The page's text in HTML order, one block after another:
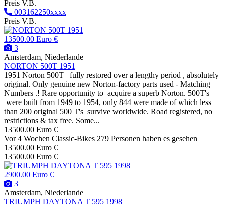
Preis V.B.
003162250xxxx
Preis V.B.
13500.00 Euro €
3
Amsterdam, Niederlande
NORTON 500T 1951
1951 Norton 500T fully restored over a lengthy period , absolutely
original. Only genuine new Norton-factory parts used - Matching
Numbers .! Rare opportunity to acquire a superb Norton. 500T's
were built from 1949 to 1954, only 844 were made of which less
than 200 original 500 T's survive worldwide. Road registered, no
restrictions & tax free. Some...
13500.00 Euro €
Vor 4 Wochen Classic-Bikes 279 Personen haben es gesehen
13500.00 Euro €
13500.00 Euro €
2900.00 Euro €
3
Amsterdam, Niederlande
TRIUMPH DAYTONA T 595 1998